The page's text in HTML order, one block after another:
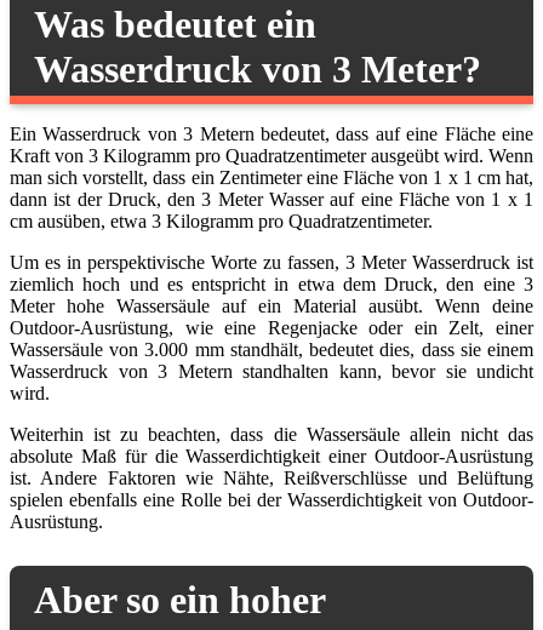
Was bedeutet ein
Wasserdruck von 3 Meter?
Ein Wasserdruck von 3 Metern bedeutet, dass auf eine Fläche eine
Kraft von 3 Kilogramm pro Quadratzentimeter ausgeübt wird. Wenn
man sich vorstellt, dass ein Zentimeter eine Fläche von 1 x 1 cm hat,
dann ist der Druck, den 3 Meter Wasser auf eine Fläche von 1 x 1
cm ausüben, etwa 3 Kilogramm pro Quadratzentimeter.
Um es in perspektivische Worte zu fassen, 3 Meter Wasserdruck ist
ziemlich hoch und es entspricht in etwa dem Druck, den eine 3
Meter hohe Wassersäule auf ein Material ausübt. Wenn deine
Outdoor-Ausrüstung, wie eine Regenjacke oder ein Zelt, einer
Wassersäule von 3.000 mm standhält, bedeutet dies, dass sie einem
Wasserdruck von 3 Metern standhalten kann, bevor sie undicht
wird.
Weiterhin ist zu beachten, dass die Wassersäule allein nicht das
absolute Maß für die Wasserdichtigkeit einer Outdoor-Ausrüstung
ist. Andere Faktoren wie Nähte, Reißverschlüsse und Belüftung
spielen ebenfalls eine Rolle bei der Wasserdichtigkeit von Outdoor-
Ausrüstung.
Aber so ein hoher